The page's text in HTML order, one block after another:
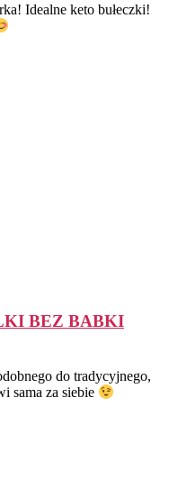
Idealne keto bułeczki!
BEZ BABKI
do tradycyjnego,
sama za siebie